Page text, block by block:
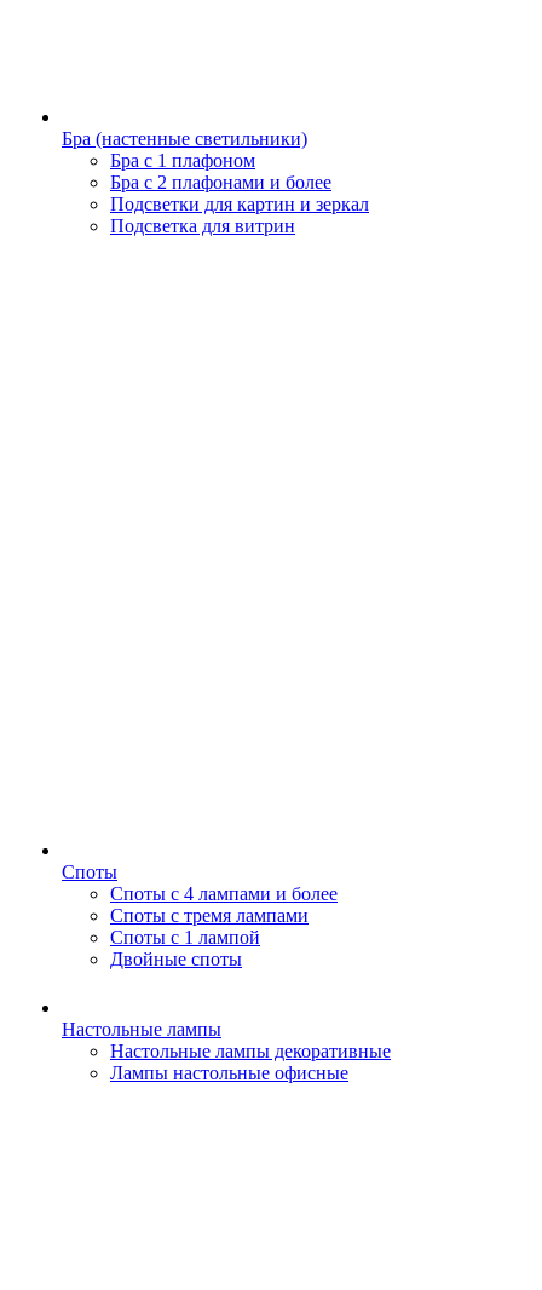
Бра (настенные светильники)
Бра с 1 плафоном
Бра с 2 плафонами и более
Подсветки для картин и зеркал
Подсветка для витрин
Споты
Споты с 4 лампами и более
Споты с тремя лампами
Споты с 1 лампой
Двойные споты
Настольные лампы
Настольные лампы декоративные
Лампы настольные офисные